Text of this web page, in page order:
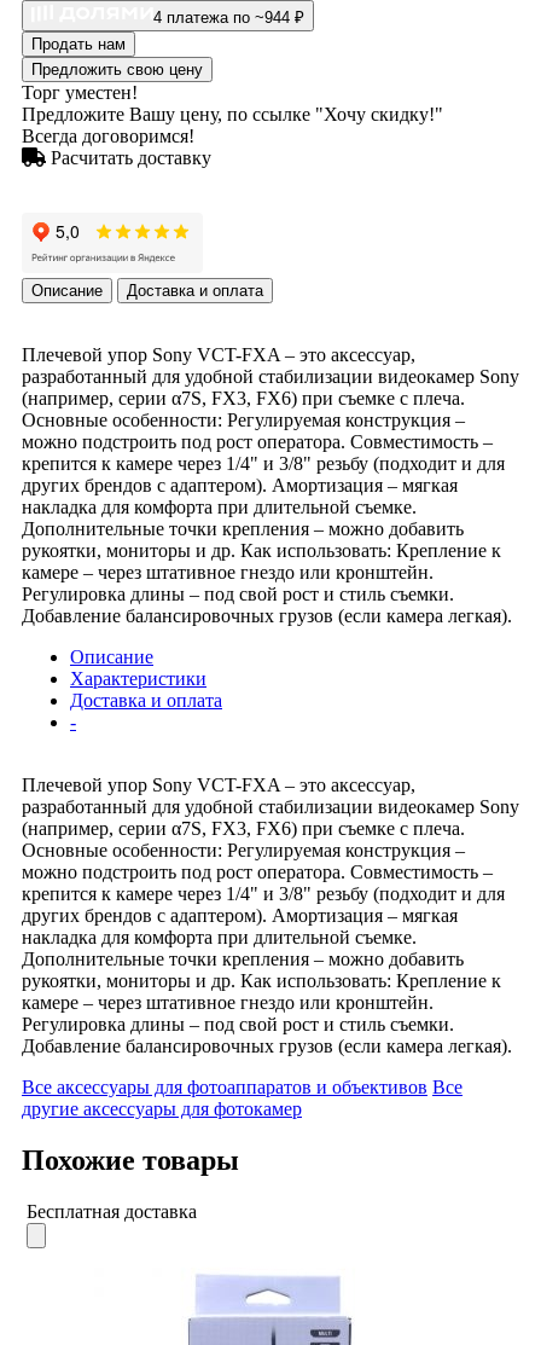
4 платежа по ~944 ₽
Продать нам
Предложить свою цену
Торг уместен!
Предложите Вашу цену, по ссылке "Хочу скидку!"
Всегда договоримся!
Расчитать доставку
Описание Доставка и оплата
Плечевой упор Sony VCT-FXA – это аксессуар,
разработанный для удобной стабилизации видеокамер Sony
(например, серии α7S, FX3, FX6) при съемке с плеча.
Основные особенности: Регулируемая конструкция –
можно подстроить под рост оператора. Совместимость –
крепится к камере через 1/4" и 3/8" резьбу (подходит и для
других брендов с адаптером). Амортизация – мягкая
накладка для комфорта при длительной съемке.
Дополнительные точки крепления – можно добавить
рукоятки, мониторы и др. Как использовать: Крепление к
камере – через штативное гнездо или кронштейн.
Регулировка длины – под свой рост и стиль съемки.
Добавление балансировочных грузов (если камера легкая).
Описание
Характеристики
Доставка и оплата
-
Плечевой упор Sony VCT-FXA – это аксессуар,
разработанный для удобной стабилизации видеокамер Sony
(например, серии α7S, FX3, FX6) при съемке с плеча.
Основные особенности: Регулируемая конструкция –
можно подстроить под рост оператора. Совместимость –
крепится к камере через 1/4" и 3/8" резьбу (подходит и для
других брендов с адаптером). Амортизация – мягкая
накладка для комфорта при длительной съемке.
Дополнительные точки крепления – можно добавить
рукоятки, мониторы и др. Как использовать: Крепление к
камере – через штативное гнездо или кронштейн.
Регулировка длины – под свой рост и стиль съемки.
Добавление балансировочных грузов (если камера легкая).
Все аксессуары для фотоаппаратов и объективов Все
другие аксессуары для фотокамер
Похожие товары
Бесплатная доставка